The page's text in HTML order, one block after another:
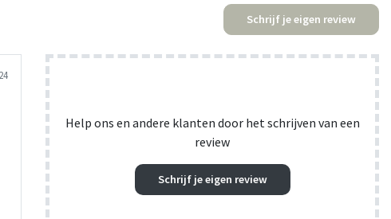
Schrijf je eigen review
Help ons en andere klanten door het schrijven van een
review
Schrijf je eigen review